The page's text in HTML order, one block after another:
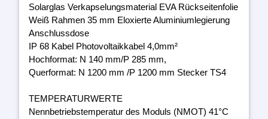
Solarglas Verkapselungsmaterial EVA Rückseitenfolie
Weiß Rahmen 35 mm Eloxierte Aluminiumlegierung
Anschlussdose
IP 68 Kabel Photovoltaikkabel 4,0mm²
Hochformat: N 140 mm/P 285 mm,
Querformat: N 1200 mm /P 1200 mm Stecker TS4
TEMPERATURWERTE
Nennbetriebstemperatur des Moduls (NMOT) 41°C